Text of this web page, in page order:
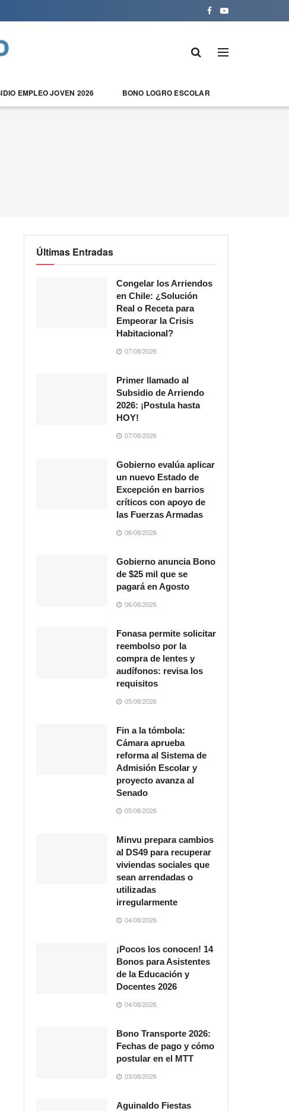
EMPLEO JOVEN 2026 BONO LOGRO ESCOLAR
Últimas Entradas
Congelar los Arriendos
en Chile: ¿Solución
Real o Receta para
Empeorar la Crisis
Habitacional?
07/08/2026
Primer llamado al
Subsidio de Arriendo
2026: ¡Postula hasta
HOY!
07/08/2026
Gobierno evalúa aplicar
un nuevo Estado de
Excepción en barrios
críticos con apoyo de
las Fuerzas Armadas
06/08/2026
Gobierno anuncia Bono
de $25 mil que se
pagará en Agosto
06/08/2026
Fonasa permite solicitar
reembolso por la
compra de lentes y
audífonos: revisa los
requisitos
05/08/2026
Fin a la tómbola:
Cámara aprueba
reforma al Sistema de
Admisión Escolar y
proyecto avanza al
Senado
05/08/2026
Minvu prepara cambios
al DS49 para recuperar
viviendas sociales que
sean arrendadas o
utilizadas
irregularmente
04/08/2026
¡Pocos los conocen! 14
Bonos para Asistentes
de la Educación y
Docentes 2026
04/08/2026
Bono Transporte 2026:
Fechas de pago y cómo
postular en el MTT
03/08/2026
Aguinaldo Fiestas